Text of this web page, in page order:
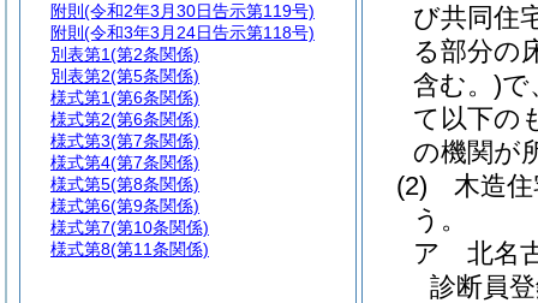
び共同住
る部分の
含む。)で
て以下の
の機関が
(2)
木造
う。
ア
北名
診断員
附則 (令和2年3月30日告示第119号)
附則 (令和3年3月24日告示第118号)
別表第1(第2条関係)
別表第2(第5条関係)
様式第1(第6条関係)
様式第2(第6条関係)
様式第3(第7条関係)
様式第4(第7条関係)
様式第5(第8条関係)
様式第6(第9条関係)
様式第7(第10条関係)
様式第8(第11条関係)